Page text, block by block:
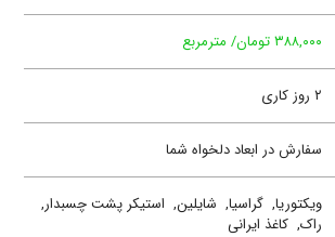
۳۸۸,۰۰۰ تومان/ مترمربع
۲ روز کاری
سفارش در ابعاد دلخواه شما
ویکتوریا,گراسیا, شایلین, استیکر پشت چسبدار,
راک,کاغذ ایرانی